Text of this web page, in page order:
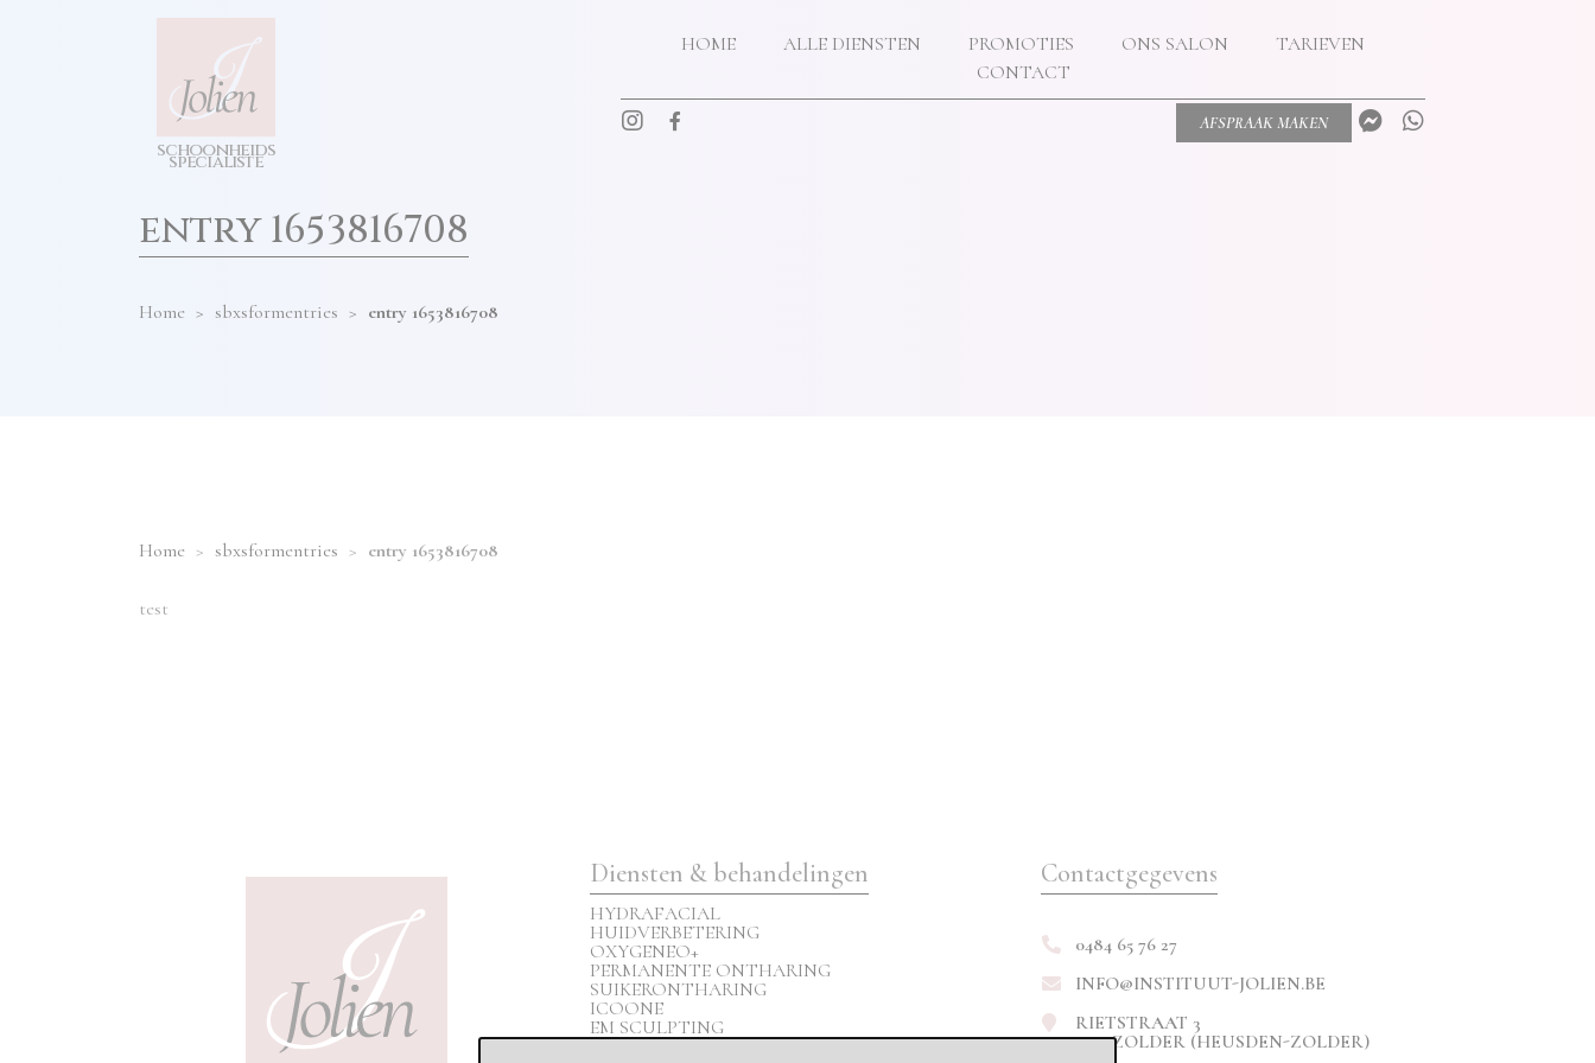
schoonheids
specialiste
HOME ALLE DIENSTEN PROMOTIES ONS SALON
TARIEVEN
CONTACT
AFSPRAAK MAKEN
entry 1653816708
Home > sbxsformentries > entry 1653816708
Home > sbxsformentries > entry 1653816708
test
Diensten & behandelingen
HYDRAFACIAL
HUIDVERBETERING
OXYGENEO+
PERMANENTE ONTHARING
SUIKERONTHARING
ICOONE
EM SCULPTING
CRYOLIPOLYSE (VET BEVRIEZEN)
Contactgegevens
0484 65 76 27
INFO@INSTITUUT-JOLIEN.BE
RIETSTRAAT 3
3550 ZOLDER (HEUSDEN-ZOLDER)